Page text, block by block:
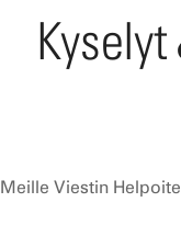
Viestin